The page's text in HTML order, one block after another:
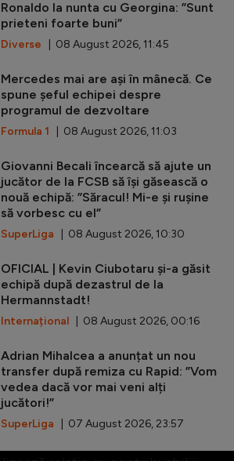
Ronaldo la nunta cu Georgina: ”Sunt
prieteni foarte buni”
Diverse | 08 August 2026, 11:45
Mercedes mai are ași în mânecă. Ce
spune șeful echipei despre
programul de dezvoltare
Formula 1 | 08 August 2026, 11:03
Giovanni Becali încearcă să ajute un
jucător de la FCSB să își găsească o
nouă echipă: ”Săracul! Mi-e și rușine
să vorbesc cu el”
SuperLiga | 08 August 2026, 10:30
OFICIAL | Kevin Ciubotaru și-a găsit
echipă după dezastrul de la
Hermannstadt!
Internațional | 08 August 2026, 00:16
Adrian Mihalcea a anunțat un nou
transfer după remiza cu Rapid: ”Vom
vedea dacă vor mai veni alți
jucători!”
SuperLiga | 07 August 2026, 23:57